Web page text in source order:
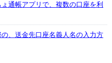
通帳アプリで、複数の口座を利
、送金先口座名義人名の入力方